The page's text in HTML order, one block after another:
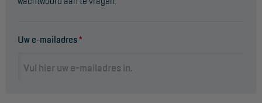
Uw e-mailadres*